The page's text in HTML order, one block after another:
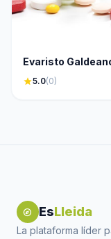
Evaristo
star5.0(0)
explore EsLleida
La plataforma líder